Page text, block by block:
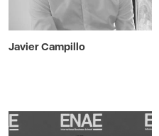
Javier Campillo